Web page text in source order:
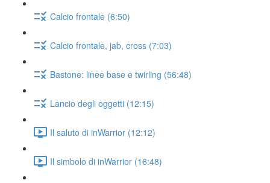
Calcio frontale (6:50)
Calcio frontale, jab, cross (7:03)
Bastone: linee base e twirling (56:48)
Lancio degli oggetti (12:15)
Il saluto di inWarrior (12:12)
Il simbolo di inWarrior (16:48)